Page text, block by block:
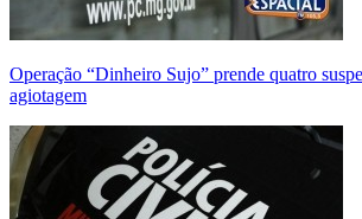
Operação “Dinheiro Sujo” prende quatro
agiotagem